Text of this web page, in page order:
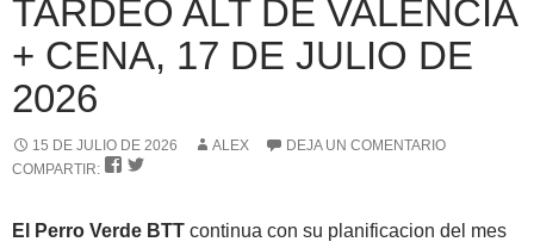
TARDEO ALT DE VALENCIA
+ CENA, 17 DE JULIO DE
2026
15 DE JULIO DE 2026 ALEX
DEJA UN COMENTARIO
COMPARTIR:
 
El Perro Verde BTT continua con su planificacion del mes